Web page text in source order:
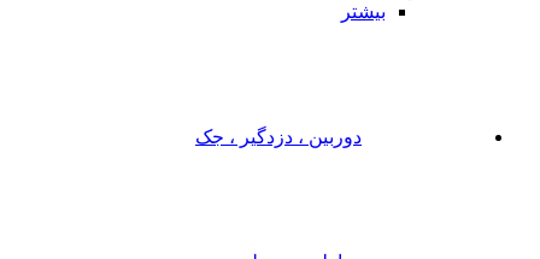
بیشتر
دوربین ، دزدگیر ، جک